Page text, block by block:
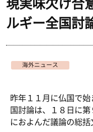
現実味欠け合
ルギー全国討
海外ニュース
昨年１１月に仏国で
国討論は、１８日に
におよんだ議論の総括